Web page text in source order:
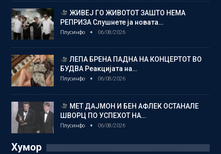
ЖИВЕЈ ГО ЖИВОТОТ ЗАШТО НЕМА
РЕПРИЗА Слушнете ја новата…
Плусинфо 06/08/2026
ЛЕПА БРЕНА ПАДНА НА КОНЦЕРТОТ ВО
БУДВА Реакцијата на…
Плусинфо 06/08/2026
МЕТ ДАЈМОН И БЕН АФЛЕК ОСТАНАЛЕ
ШВОРЦ ПО УСПЕХОТ НА…
Плусинфо 06/08/2026
Хумор